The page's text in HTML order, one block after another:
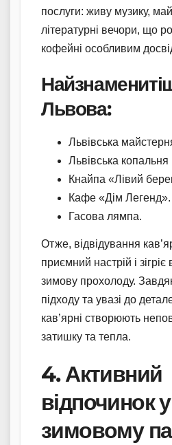
послуги: живу музику,
літературні вечори, що
кофейні особливим
Львова:
Львівська
Львівська копальня
Кнайпа «Лівий
Кафе «Дім Легенд».
Гасова лямпа.
Отже, відвідування
приємний настрій і
зимову прохолоду.
підходу та увазі до
кав’ярні створюють
затишку та тепла.
4. Активний
відпочинок у
зимовому